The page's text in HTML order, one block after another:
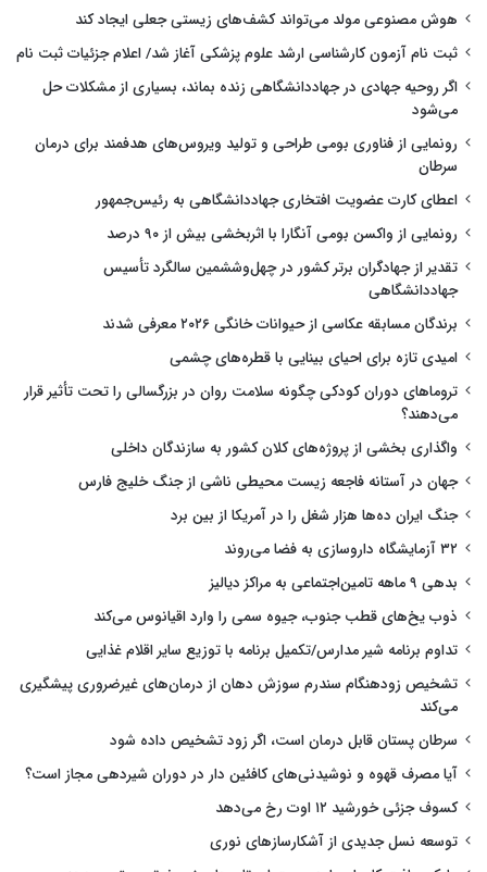
هوش مصنوعی مولد می‌تواند کشف‌های زیستی جعلی ایجاد کند
ثبت نام آزمون کارشناسی ارشد علوم پزشکی آغاز شد/ اعلام جزئیات ثبت نام
اگر روحیه جهادی در جهاددانشگاهی زنده بماند، بسیاری از مشکلات حل
می‌شود
رونمایی از فناوری بومی طراحی و تولید ویروس‌های هدفمند برای درمان
سرطان
اعطای کارت عضویت افتخاری جهاددانشگاهی به رئیس‌جمهور
رونمایی از واکسن بومی آنگارا با اثربخشی بیش از ۹۰ درصد
تقدیر از جهادگران برتر کشور در چهل‌وششمین سالگرد تأسیس
جهاددانشگاهی
برندگان مسابقه عکاسی از حیوانات خانگی ۲۰۲۶ معرفی شدند
امیدی تازه برای احیای بینایی با قطره‌های چشمی
تروماهای دوران کودکی چگونه سلامت روان در بزرگسالی را تحت تأثیر قرار
می‌دهند؟
واگذاری بخشی از پروژه‌های کلان کشور به سازندگان داخلی
جهان در آستانه فاجعه زیست محیطی ناشی از جنگ خلیج فارس
جنگ ایران ده‌ها هزار شغل را در آمریکا از بین برد
۳۲ آزمایشگاه داروسازی به فضا می‌روند
بدهی ۹ ماهه تامین‌اجتماعی به مراکز دیالیز
ذوب یخ‌های قطب جنوب، جیوه سمی را وارد اقیانوس می‌کند
تداوم برنامه شیر مدارس/تکمیل برنامه با توزیع سایر اقلام غذایی
تشخیص زودهنگام سندرم سوزش دهان از درمان‌های غیرضروری پیشگیری
می‌کند
سرطان پستان قابل درمان است، اگر زود تشخیص داده شود
آیا مصرف قهوه و نوشیدنی‌های کافئین دار در دوران شیردهی مجاز است؟
کسوف جزئی خورشید ۱۲ اوت رخ می‌دهد
توسعه نسل جدیدی از آشکارسازهای نوری